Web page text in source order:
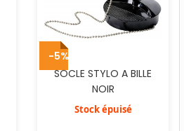
SOCLE STYLO A BILLE
NOIR
Stock épuisé
-5%